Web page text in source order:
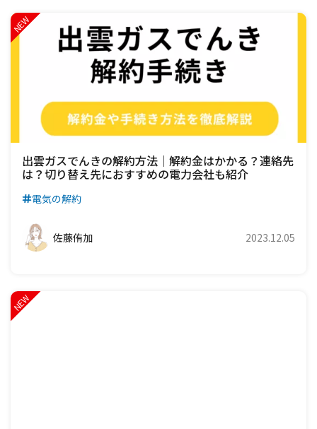
出雲ガスでんきの解約方法｜解約金はかかる？連絡先
は？切り替え先におすすめの電力会社も紹介
電気の解約
佐藤侑加 2023.12.05